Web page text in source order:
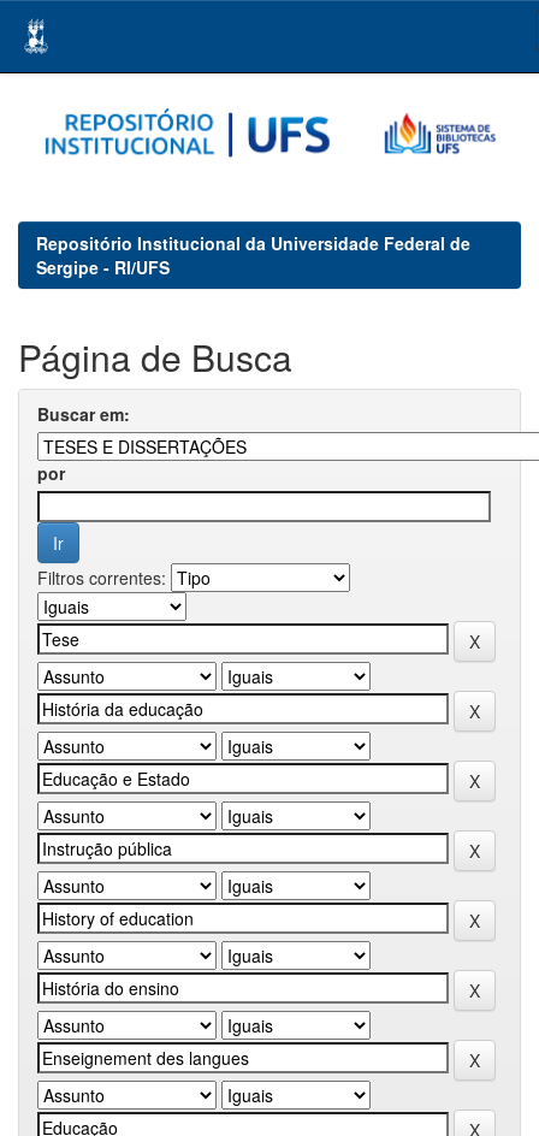
navigation
Repositório Institucional da Universidade Federal de
Sergipe - RI/UFS
Página de Busca
Buscar em:
por
Filtros correntes: